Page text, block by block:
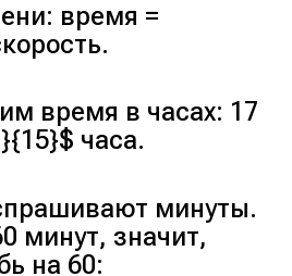
время =
время в часах: 17
часа.
минуты.
минут, значит,
на 60: